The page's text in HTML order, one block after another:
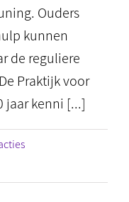
Ouders
kunnen
de reguliere
Praktijk voor
jaar kenni [...]